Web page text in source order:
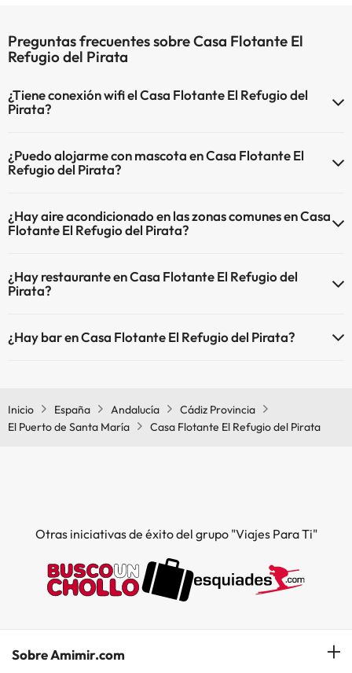
Preguntas frecuentes sobre Casa Flotante El
Refugio del Pirata
¿Tiene conexión wifi el Casa Flotante El Refugio del
Pirata?
¿Puedo alojarme con mascota en Casa Flotante El
Refugio del Pirata?
¿Hay aire acondicionado en las zonas comunes en Casa
Flotante El Refugio del Pirata?
las zonas comunes.
¿Hay restaurante en Casa Flotante El Refugio del
Pirata?
¿Hay bar en Casa Flotante El Refugio del Pirata?
Inicio España Andalucía
Cádiz Provincia
El Puerto de Santa María
Casa Flotante El Refugio del Pirata
Otras iniciativas de éxito del grupo "Viajes Para Ti"
Sobre Amimir.com